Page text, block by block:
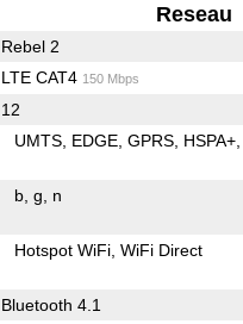
Reseau
Rebel 2
LTE CAT4 150 Mbps
12
UMTS EDGE GPRS HSPA+
b g n
Hotspot WiFi WiFi Direct
Bluetooth 4.1